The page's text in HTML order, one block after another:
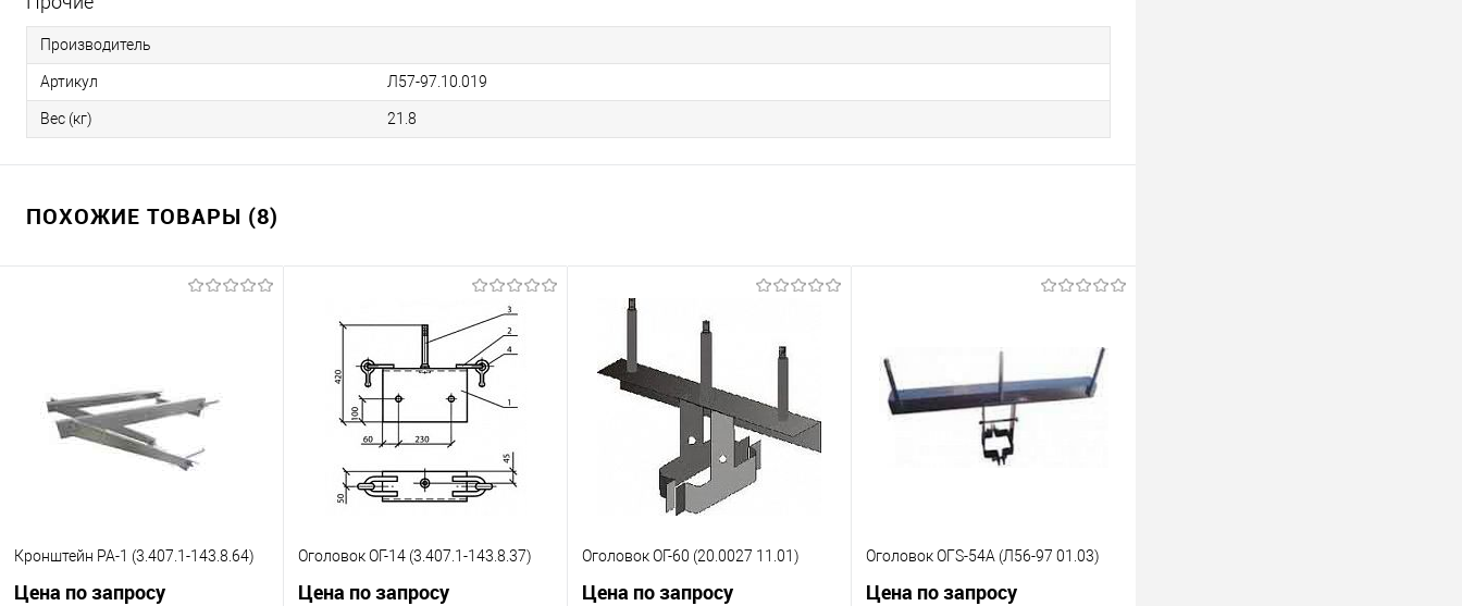
Производитель
Артикул Л57-97.10.019
Вес (кг) 21.8
ПОХОЖИЕ ТОВАРЫ (8)
Кронштейн РА-1 (3.407.1-143.8.64)
Цена по запросу
Оголовок ОГ-14 (3.407.1-143.8.37)
Цена по запросу
Оголовок ОГ-60 (20.0027 11.01)
Цена по запросу
Оголовок ОГS-54А (Л56-97 01.03)
Цена по запросу